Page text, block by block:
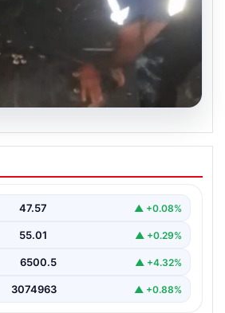
şaşıran caretta
denize ulaştırdı
47.57 ▲ +0.08%
55.01 ▲ +0.29%
6500.5 ▲ +4.32%
3074963 ▲ +0.88%